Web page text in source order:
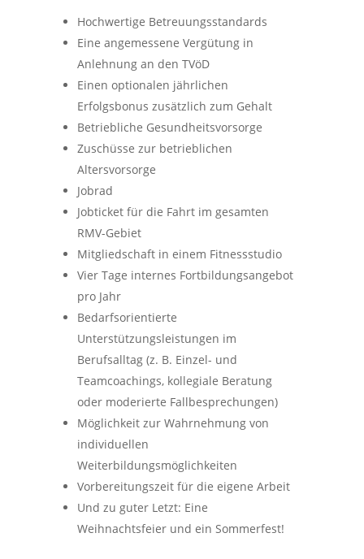
Hochwertige Betreuungsstandards
Eine angemessene Vergütung in
Anlehnung an den TVöD
Einen optionalen jährlichen
Erfolgsbonus zusätzlich zum Gehalt
Betriebliche Gesundheitsvorsorge
Zuschüsse zur betrieblichen
Altersvorsorge
Jobrad
Jobticket für die Fahrt im gesamten
RMV-Gebiet
Mitgliedschaft in einem Fitnessstudio
Vier Tage internes Fortbildungsangebot
pro Jahr
Bedarfsorientierte
Unterstützungsleistungen im
Berufsalltag (z. B. Einzel- und
Teamcoachings, kollegiale Beratung
oder moderierte Fallbesprechungen)
Möglichkeit zur Wahrnehmung von
individuellen
Weiterbildungsmöglichkeiten
Vorbereitungszeit für die eigene Arbeit
Und zu guter Letzt: Eine
Weihnachtsfeier und ein Sommerfest!